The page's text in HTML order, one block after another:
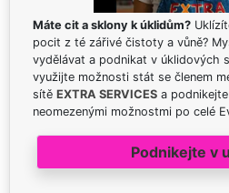
Máte cit a sklony k úklidům?
pocit z té zářivé čistoty a vůně?
vydělávat a podnikat v úklidových
využijte možnosti stát se členem
sítě EXTRA SERVICES a
neomezenými možnostmi po celé
Podnikejte v